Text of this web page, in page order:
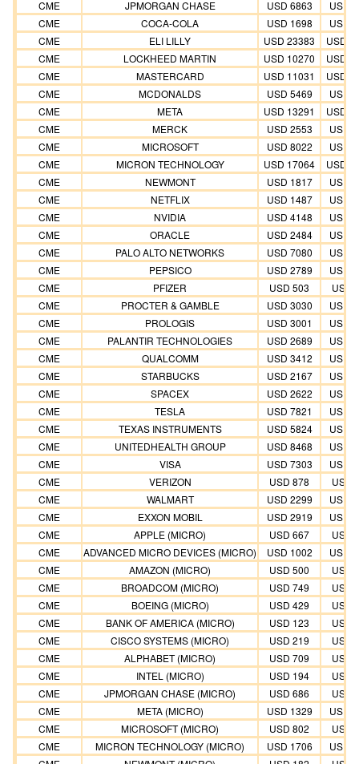
CME JPMORGAN CHASE USD 6863
USD
CME
COCA-COLA USD 1698
USD
CME
ELI LILLY USD 23383
USD
CME
LOCKHEED MARTIN USD 10270
USD
CME
MASTERCARD USD 11031
USD
CME
MCDONALDS USD 5469
USD
CME
META USD 13291
USD
CME
MERCK USD 2553
USD
CME
MICROSOFT USD 8022
USD
CME
MICRON TECHNOLOGY USD 17064
USD
CME
NEWMONT USD 1817
USD
CME
NETFLIX USD 1487
USD
CME
NVIDIA USD 4148
USD
CME
ORACLE USD 2484
USD
CME
PALO ALTO NETWORKS USD 7080
USD
CME
PEPSICO USD 2789
USD
CME
PFIZER USD 503
USD
CME
PROCTER & GAMBLE USD 3030
USD
CME
PROLOGIS USD 3001
USD
CME
PALANTIR TECHNOLOGIES USD 2689
USD
CME
QUALCOMM USD 3412
USD
CME
STARBUCKS USD 2167
USD
CME
SPACEX USD 2622
USD
CME
TESLA USD 7821
USD
CME
TEXAS INSTRUMENTS USD 5824
USD
CME
UNITEDHEALTH GROUP USD 8468
USD
CME
VISA USD 7303
USD
CME
VERIZON USD 878
USD
CME
WALMART USD 2299
USD
CME
EXXON MOBIL USD 2919
USD
CME
APPLE (MICRO) USD 667
USD
CME
ADVANCED MICRO DEVICES (MICRO) USD 1002
USD
CME
AMAZON (MICRO) USD 500
USD
CME
BROADCOM (MICRO) USD 749
USD
CME
BOEING (MICRO) USD 429
USD
CME
BANK OF AMERICA (MICRO) USD 123
USD
CME
CISCO SYSTEMS (MICRO) USD 219
USD
CME
ALPHABET (MICRO) USD 709
USD
CME
INTEL (MICRO) USD 194
USD
CME
JPMORGAN CHASE (MICRO) USD 686
USD
CME
META (MICRO) USD 1329
USD
CME
MICROSOFT (MICRO) USD 802
USD
CME
MICRON TECHNOLOGY (MICRO) USD 1706
USD